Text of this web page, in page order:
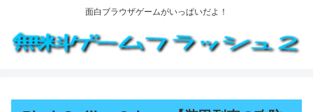
面白ブラウザゲームがいっぱいだよ！